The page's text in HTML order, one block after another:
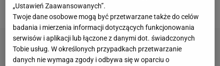
przegrał z Danielem Altmaierem 1:3.
„Ustawień Zaawansowanych”.
Twoje dane osobowe mogą być przetwarzane także do celów
badania i mierzenia informacji dotyczących funkcjonowania
serwisów i aplikacji lub łączone z danymi dot. świadczonych
Tobie usług. W określonych przypadkach przetwarzanie
danych nie wymaga zgody i odbywa się w oparciu o